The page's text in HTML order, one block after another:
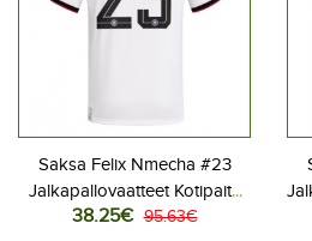
Saksa Felix Nmecha #23
Jalkapallovaatteet Kotipaita
MM-kisat 2026 Lyhythihainen
38.25€ 95.63€